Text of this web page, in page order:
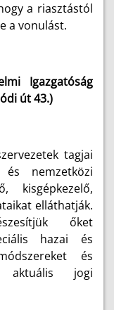
a riasztástól
a vonulást.
Igazgatóság
út 43.)
tagjai
és nemzetközi
kisgépkezelő,
elláthatják.
őket
hazai és
és
aktuális jogi